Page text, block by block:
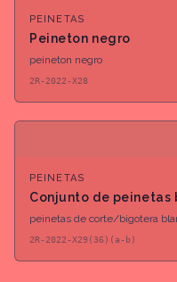
PEINETAS
Peineton negro
peineton negro
2R-2022-X28
PEINETAS
Conjunto de peinetas
peinetas de corte/bigotera
2R-2022-X29(36)(a-b)